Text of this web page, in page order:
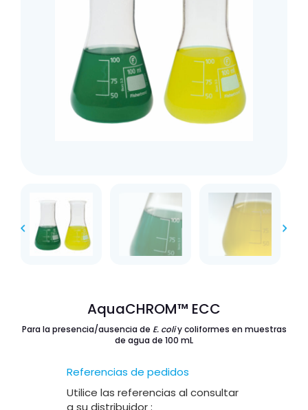
AquaCHROM™ ECC
Para la presencia/ausencia de E. coliy coliformes en muestras
de agua de 100 mL
Referencias de pedidos
Utilice las referencias al consultar
a su distribuidor :